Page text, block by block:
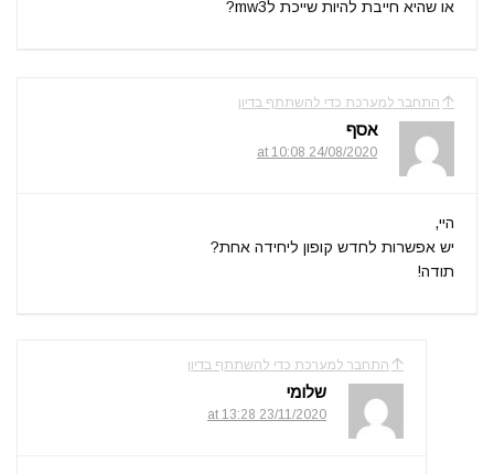
או שהיא חייבת להיות שייכת לmw3?
התחבר למערכת כדי להשתתף בדיון
אסף
24/08/2020 at 10:08
היי,
יש אפשרות לחדש קופון ליחידה אחת?
תודה!
התחבר למערכת כדי להשתתף בדיון
שלומי
23/11/2020 at 13:28